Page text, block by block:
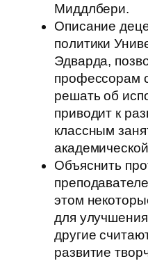
Миддлбери.
Описание
политики
Эдварда,
профессорам
решать об
приводит к
классным
Объяснить
этом
для улучшения
другие
развитие